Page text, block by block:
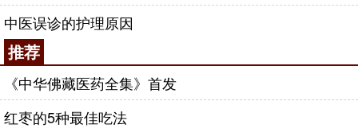
中医误诊的护理原因
推荐
《中华佛藏医药全集》首发
红枣的5种最佳吃法